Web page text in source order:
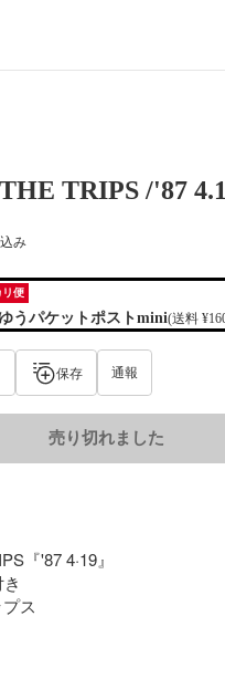
TRIPS /'87
み
便
ゆうパケットポストmini(送料
保存 通報
売り切れました
『'87 4·19』
ス